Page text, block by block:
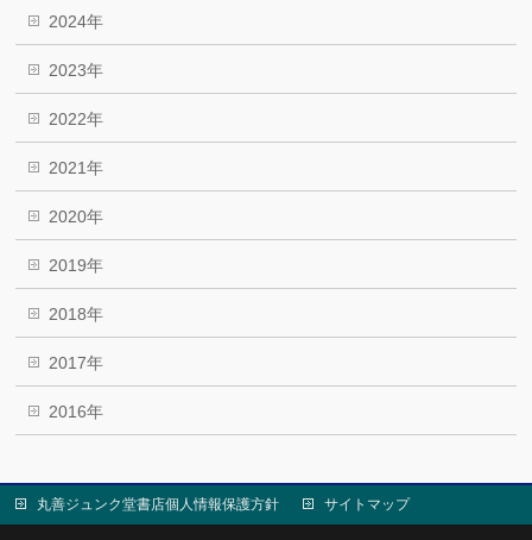
2024年
2023年
2022年
2021年
2020年
2019年
2018年
2017年
2016年
丸善ジュンク堂書店個人情報保護方針 サイトマップ